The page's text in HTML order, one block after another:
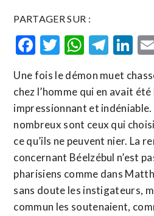
PARTAGER SUR :
Facebook
Twitter
Une fois le démon muet
chez l’homme qui en avait
impressionnant et
nombreux sont ceux qui
ce qu’ils ne peuvent nier. La
concernant Béelzébul n’est
pharisiens comme dans
sans doute les instigateurs,
commun les soutenaient,